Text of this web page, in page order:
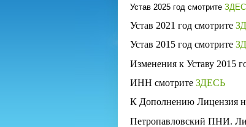
Устав 2025 год смотрите
Устав 2021 год смотрите
Устав 2015 год смотрите
Изменения к Уставу 2015
ИНН смотрите ЗДЕСЬ
К Дополнению Лицензия
Петропавловский ПНИ.